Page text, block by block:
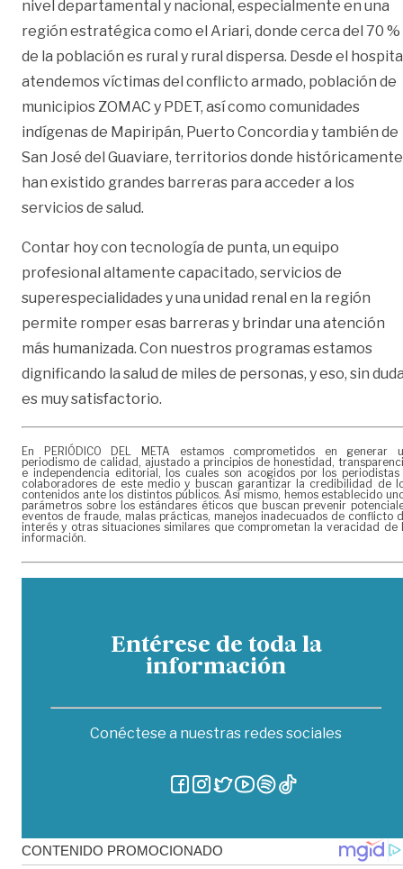
nivel departamental y nacional, especialmente en una
región estratégica como el Ariari, donde cerca del 70 %
de la población es rural y rural dispersa. Desde el
atendemos víctimas del conflicto armado, población de
municipios ZOMAC y PDET, así como comunidades
indígenas de Mapiripán, Puerto Concordia y también de
San José del Guaviare, territorios donde históricamente
han existido grandes barreras para acceder a los
servicios de salud.
Contar hoy con tecnología de punta, un equipo
profesional altamente capacitado, servicios de
superespecialidades y una unidad renal en la región
permite romper esas barreras y brindar una atención
más humanizada. Con nuestros programas estamos
dignificando la salud de miles de personas, y eso, sin
es muy satisfactorio.
En PERIÓDICO DEL META estamos comprometidos en generar
periodismo de calidad, ajustado a principios de honestidad,
e independencia editorial, los cuales son acogidos por los periodistas
colaboradores de este medio y buscan garantizar la credibilidad de
contenidos ante los distintos públicos. Así mismo, hemos establecido
parámetros sobre los estándares éticos que buscan prevenir
eventos de fraude, malas prácticas, manejos inadecuados de conflicto
interés y otras situaciones similares que comprometan la veracidad de
información.
Entérese de toda la
información
Conéctese a nuestras redes sociales